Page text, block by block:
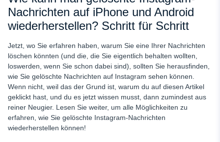
Nachrichten auf iPhone und Android
wiederherstellen? Schritt für Schritt
Jetzt, wo Sie erfahren haben, warum Sie eine Ihrer Nachrichten
löschen könnten (und die, die Sie eigentlich behalten wollten,
loswerden, wenn Sie schon dabei sind), sollten Sie herausfinden,
wie Sie gelöschte Nachrichten auf Instagram sehen können.
Wenn nicht, weil das der Grund ist, warum du auf diesen Artikel
geklickt hast, und du es jetzt wissen musst, dann zumindest aus
reiner Neugier. Lesen Sie weiter, um alle Möglichkeiten zu
erfahren, wie Sie gelöschte Instagram-Nachrichten
wiederherstellen können!